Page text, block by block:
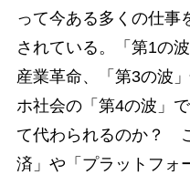
って今ある多くの仕事
されている。「第1の
産業革命、「第3の波
ホ社会の「第4の波」
て代わられるのか？
済」や「プラットフォ